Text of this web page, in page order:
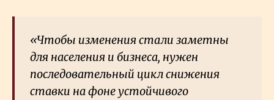
«Чтобы изменения стали заметны
для населения и бизнеса, нужен
последовательный цикл снижения
ставки на фоне устойчивого